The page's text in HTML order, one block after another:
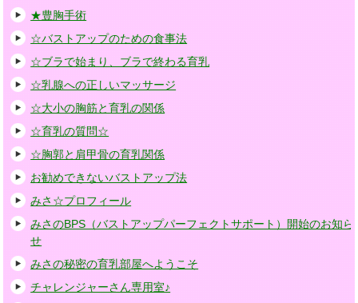
★豊胸手術
☆バストアップのための食事法
☆ブラで始まり、ブラで終わる育乳
☆乳腺への正しいマッサージ
☆大小の胸筋と育乳の関係
☆育乳の質問☆
☆胸郭と肩甲骨の育乳関係
お勧めできないバストアップ法
みさ☆プロフィール
みさのBPS（バストアップパーフェクトサポート）開始のお知ら
せ
みさの秘密の育乳部屋へようこそ
チャレンジャーさん専用室♪